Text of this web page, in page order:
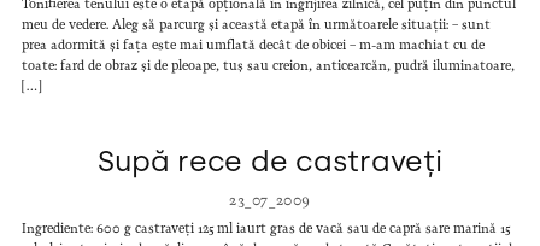
Tonifierea tenului este o etapă opțională în îngrijirea zilnică, cel puțin din punctul
meu de vedere. Aleg să parcurg și această etapă în următoarele situații: – sunt
prea adormită și fața este mai umflată decât de obicei – m-am machiat cu de
toate: fard de obraz și de pleoape, tuș sau creion, anticearcăn, pudră iluminatoare,
[…]
Supă rece de castraveți
23_07_2009
Ingrediente: 600 g castraveți 125 ml iaurt gras de vacă sau de capră sare marină 15